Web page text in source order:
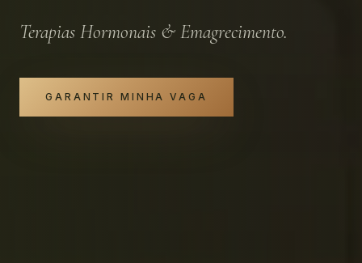
Terapias Hormonais & Emagrecimento.
GARANTIR MINHA VAGA